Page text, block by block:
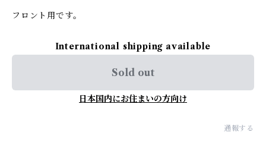
フロント用です。
International shipping available
Sold out
日本国内にお住まいの方向け
通報する